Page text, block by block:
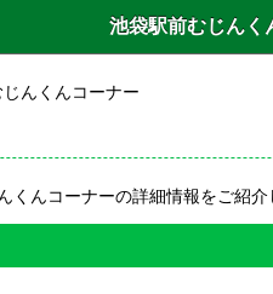
池袋駅前むじんく
んくんコーナー
んコーナーの詳細情報をご紹介